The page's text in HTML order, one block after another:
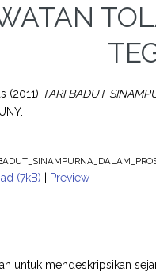
(2011) TARI BADUT
(7kB) | Preview
untuk mendeskripsikan